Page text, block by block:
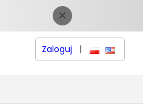
Zaloguj | polskiEnglish